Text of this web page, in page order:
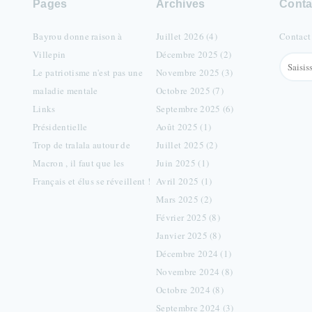
Pages
Bayrou donne raison à
Villepin
Le patriotisme n'est pas une
maladie mentale
Links
Présidentielle
Trop de tralala autour de
Macron , il faut que les
Français et élus se réveillent !
Archives
Juillet 2026 (4)
Décembre 2025 (2)
Novembre 2025 (3)
Octobre 2025 (7)
Septembre 2025 (6)
Août 2025 (1)
Juillet 2025 (2)
Juin 2025 (1)
Avril 2025 (1)
Mars 2025 (2)
Février 2025 (8)
Janvier 2025 (8)
Décembre 2024 (1)
Novembre 2024 (8)
Octobre 2024 (8)
Septembre 2024 (3)
Contact